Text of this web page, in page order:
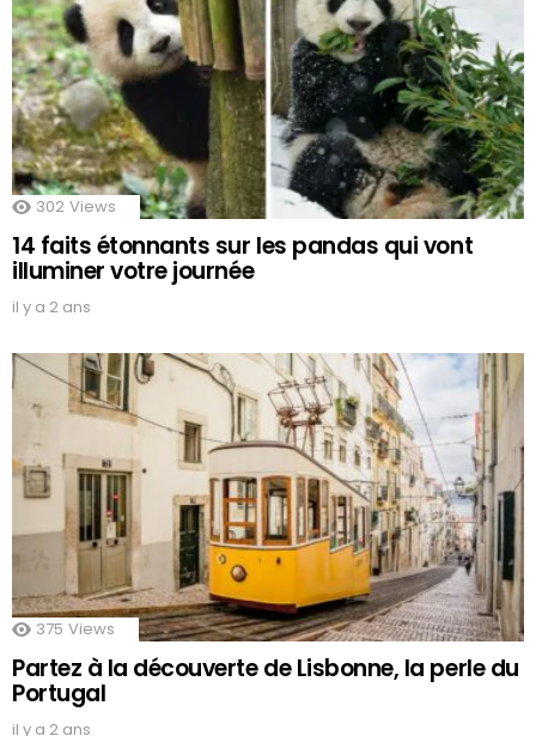
302 Views
14 faits étonnants sur les pandas qui vont
illuminer votre journée
il y a 2 ans
375 Views
Partez à la découverte de Lisbonne, la perle du
Portugal
il y a 2 ans